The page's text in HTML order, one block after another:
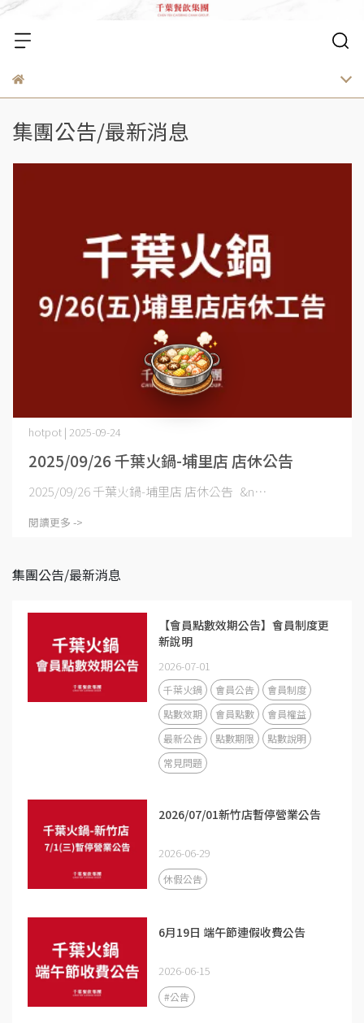
集團公告/最新消息
2025/09/26 千葉火鍋-埔里店 店休公告
hotpot | 2025-09-24
2025/09/26 千葉火鍋-埔里店 店休公告 &n⋯
閱讀更多 ->
集團公告/最新消息
【會員點數效期公告】會員制度更
新說明
2026-07-01
千葉火鍋 會員公告
會員制度
點數效期
會員點數
會員權益
最新公告
點數期限
點數說明
常見問題
2026/07/01新竹店暫停營業公告
2026-06-29
休假公告
6月19日 端午節連假收費公告
2026-06-15
#公告